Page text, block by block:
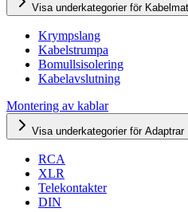
Visa underkategorier för
Krympslang
Kabelstrumpa
Bomullsisolering
Kabelavslutning
Montering av kablar
Visa underkategorier för Adaptrar
RCA
XLR
Telekontakter
DIN